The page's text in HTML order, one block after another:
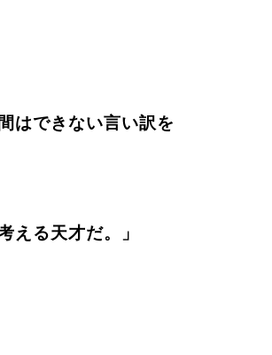
間はできない言い訳を
える天才だ。」